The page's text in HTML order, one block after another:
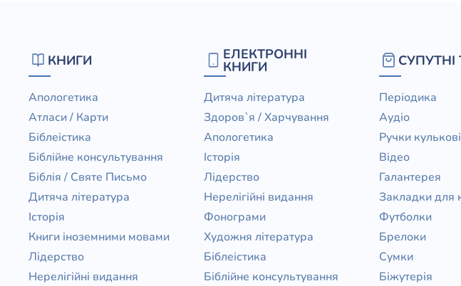
КНИГИ
Апологетика
Атласи / Карти
Біблеістика
Біблійне консультування
Біблія / Святе Письмо
Дитяча література
Історія
Книги іноземними мовами
Лідерство
Нерелігійні видання
ЕЛЕКТРОННІ
КНИГИ
Дитяча література
Здоров`я / Харчування
Апологетика
Історія
Лідерство
Нерелігійні видання
Фонограми
Художня література
Біблеістика
Біблійне консультування
Періодика
Аудіо
Ручки кулькові
Відео
Галантерея
Закладки для
Футболки
Брелоки
Сумки
Біжутерія